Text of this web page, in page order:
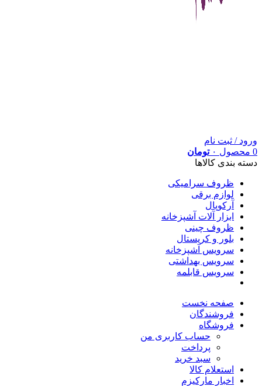
ورود / ثبت نام
0 محصول ۰ تومان
دسته بندی کالاها
ظروف سرامیکی
لوازم برقی
آرکوپال
ابزار آلات آشپزخانه
ظروف چینی
بلور و کریستال
سرویس آشپزخانه
سرویس بهداشتی
سرویس قابلمه
صفحه نخست
فروشندگان
فروشگاه
حساب کاربری من
پرداخت
سبد خرید
استعلام کالا
اخبار مارکیزم